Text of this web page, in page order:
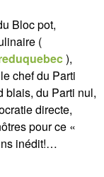
Bloc pot,
(
),
chef du Parti
blais, du Parti nul,
directe,
pour ce «
inédit!…